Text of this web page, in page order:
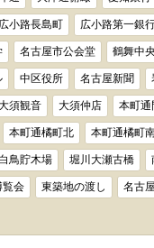
広小路長島町 広小路第一銀
名古屋市公会堂 鶴舞中
中区役所 名古屋新聞
須観音 大須仲店 本町通
本町通橘町北 本町通橘町
鳥貯木場 堀川大瀬古橋
覧会 東築地の渡し 名古